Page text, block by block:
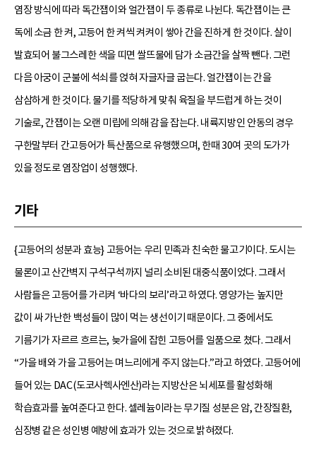
염장 방식에 따라 독간잽이와 얼간잽이 두 종류로 나뉜다. 독간잽이는 큰
독에 소금 한 켜, 고등어 한 켜씩 켜켜이 쌓아 간을 진하게 한 것이다. 살이
발효되어 불그스레한 색을 띠면 쌀뜨물에 담가 소금간을 살짝 뺀다. 그런
다음 아궁이 군불에 석쇠를 얹혀 자글자글 굽는다. 얼간잽이는 간을
삼삼하게 한 것이다. 물기를 적당하게 맞춰 육질을 부드럽게 하는 것이
기술로, 간잽이는 오랜 미립에 의해 감을 잡는다. 내륙지방인 안동의 경우
구한말부터 간고등어가 특산품으로 유행했으며, 한때 30여 곳의 도가가
있을 정도로 염장업이 성행했다.
기타
{고등어의 성분과 효능} 고등어는 우리 민족과 친숙한 물고기이다. 도시는
물론이고 산간벽지 구석구석까지 널리 소비된 대중식품이었다. 그래서
사람들은 고등어를 가리켜 ‘바다의 보리’라고 하였다. 영양가는 높지만
값이 싸 가난한 백성들이 많이 먹는 생선이기 때문이다. 그 중에서도
기름기가 자르르 흐르는, 늦가을에 잡힌 고등어를 일품으로 쳤다. 그래서
“가을 배와 가을 고등어는 며느리에게 주지 않는다.”라고 하였다. 고등어에
들어 있는 DAC(도코사헥사엔산)라는 지방산은 뇌세포를 활성화해
학습효과를 높여준다고 한다. 셀레늄이라는 무기질 성분은 암, 간장질환,
심장병 같은 성인병 예방에 효과가 있는 것으로 밝혀졌다.